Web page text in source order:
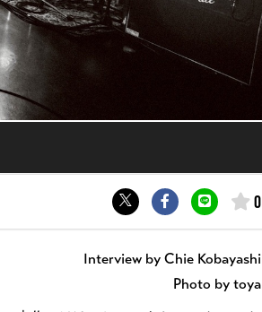
0
Interview by Chie Kobayashi
Photo by toya